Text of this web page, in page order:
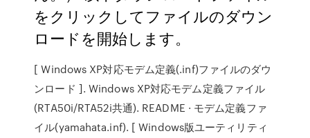
をクリックしてファイルのダウン
ロードを開始します。
[ Windows XP対応モデム定義(.inf)ファイルのダウ
ンロード ]. Windows XP対応モデム定義ファイル
(RTA50i/RTA52i共通). README · モデム定義ファ
イル(yamahata.inf). [ Windows版ユーティリティ